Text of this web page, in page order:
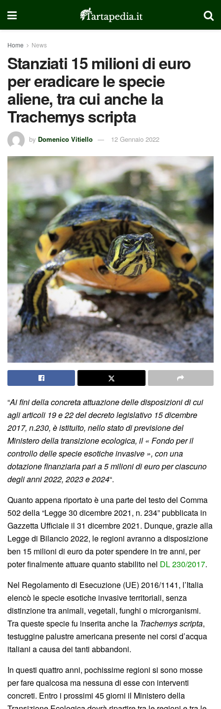
Home News
Stanziati 15 milioni di euro
per eradicare le specie
aliene, tra cui anche la
Trachemys scripta
by Domenico Vitiello 12 Gennaio 2022
“Ai fini della concreta attuazione delle disposizioni di cui
agli articoli 19 e 22 del decreto legislativo 15 dicembre
2017, n.230, è istituito, nello stato di previsione del
Ministero della transizione ecologica, il « Fondo per il
controllo delle specie esotiche invasive », con una
dotazione finanziaria pari a 5 milioni di euro per ciascuno
degli anni 2022, 2023 e 2024“.
Quanto appena riportato è una parte del testo del Comma
502 della “Legge 30 dicembre 2021, n. 234” pubblicata in
Gazzetta Ufficiale il 31 dicembre 2021. Dunque, grazie alla
Legge di Bilancio 2022, le regioni avranno a disposizione
ben 15 milioni di euro da poter spendere in tre anni, per
poter finalmente attuare quanto stabilito nel DL 230/2017.
Nel Regolamento di Esecuzione (UE) 2016/1141, l’Italia
elencò le specie esotiche invasive territoriali, senza
distinzione tra animali, vegetali, funghi o microrganismi.
Tra queste specie fu inserita anche la Trachemys scripta,
testuggine palustre americana presente nei corsi d’acqua
italiani a causa dei tanti abbandoni.
In questi quattro anni, pochissime regioni si sono mosse
per fare qualcosa ma nessuna di esse con interventi
concreti. Entro i prossimi 45 giorni il Ministero della